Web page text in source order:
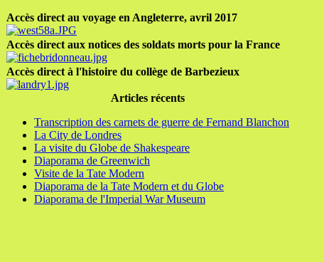
Accès direct au voyage en Angleterre, avril 2017
Accès direct aux notices des soldats morts pour la France
Accès direct à l'histoire du collège de Barbezieux
Articles récents
Transcription des carnets de guerre de Fernand Blanchon
La City de Londres
La visite du Globe de Shakespeare
Diaporama de Greenwich
Visite de la Tate Modern
Diaporama de la Tate Modern et du Globe
Diaporama de l'Imperial War Museum